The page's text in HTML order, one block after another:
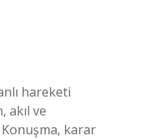
hareketi
akıl ve
Konuşma, karar